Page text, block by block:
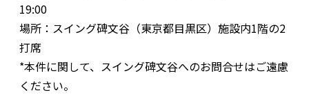
19:00
場所：スイング碑文谷（東京都目黒区）施設内1階の2
打席
*本件に関して、スイング碑文谷へのお問合せはご遠慮
ください。